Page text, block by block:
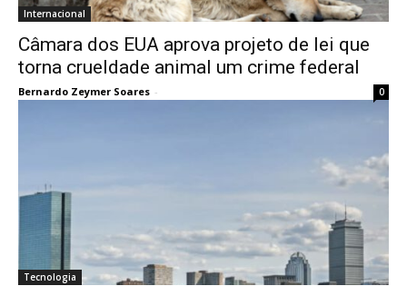
Internacional
Câmara dos EUA aprova projeto de lei que
torna crueldade animal um crime federal
Bernardo Zeymer Soares - 0
Tecnologia